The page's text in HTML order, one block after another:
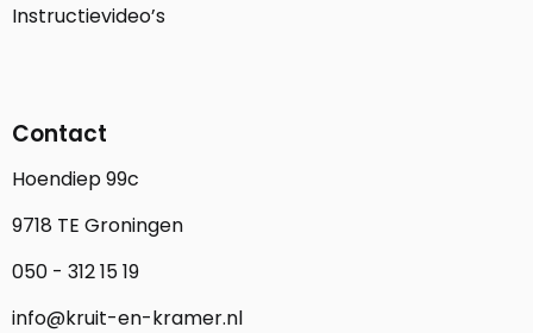
Instructievideo’s
Contact
Hoendiep 99c
9718 TE Groningen
050 - 312 15 19
info@kruit-en-kramer.nl